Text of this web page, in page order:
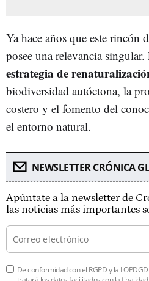
Ya hace años que este rincón
posee una relevancia
estrategia de
biodiversidad autóctona, la
costero y el fomento del
el entorno natural.
NEWSLETTER CRÓNICA
Apúntate a la newsletter de
las noticias más importantes
De conformidad con el RGPD y la